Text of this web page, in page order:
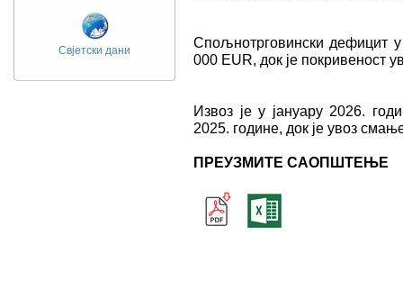
Свјетски дани
Спољнотрговински дефицит
000 ЕUR, док је покривеност
Извоз је у јануару 2026.
2025. године, док је увоз
ПРЕУЗМИТЕ САОПШТЕЊЕ